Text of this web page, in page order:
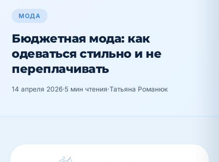
МОДА
Бюджетная мода: как
одеваться стильно и не
переплачивать
14 апреля 2026·5 мин чтения·Татьяна Романюк